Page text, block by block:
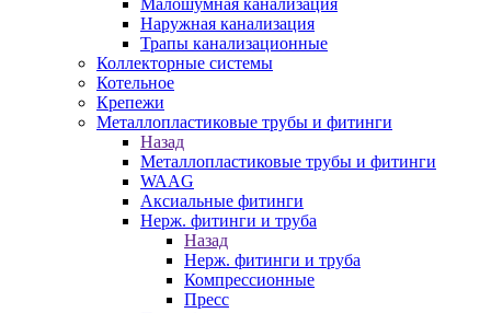
Малошумная канализация
Наружная канализация
Трапы канализационные
Коллекторные системы
Котельное
Крепежи
Металлопластиковые трубы и фитинги
Назад
Металлопластиковые трубы и фитинги
WAAG
Аксиальные фитинги
Нерж. фитинги и труба
Назад
Нерж. фитинги и труба
Компрессионные
Пресс